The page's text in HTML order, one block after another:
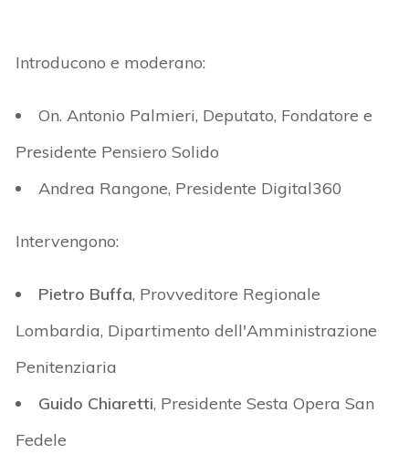
Introducono e moderano:
On. Antonio Palmieri, Deputato, Fondatore e
Presidente Pensiero Solido
Andrea Rangone, Presidente Digital360
Intervengono:
Pietro Buffa, Provveditore Regionale
Lombardia, Dipartimento dell'Amministrazione
Penitenziaria
Guido Chiaretti, Presidente Sesta Opera San
Fedele